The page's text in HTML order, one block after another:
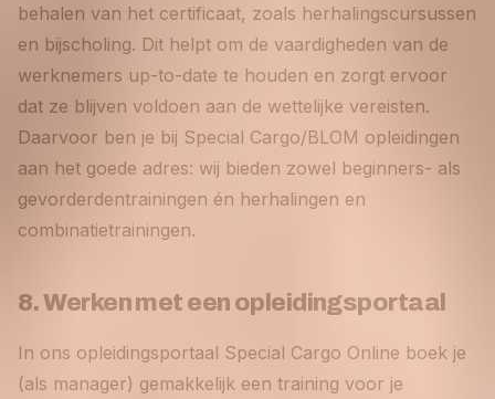
behalen van het certificaat, zoals herhalingscursussen
en bijscholing. Dit helpt om de vaardigheden van de
werknemers up-to-date te houden en zorgt ervoor
dat ze blijven voldoen aan de wettelijke vereisten.
Daarvoor ben je bij Special Cargo/BLOM opleidingen
aan het goede adres: wij bieden zowel beginners- als
gevorderdentrainingen én herhalingen en
combinatietrainingen.
8. Werken met een opleidingsportaal
In ons opleidingsportaal Special Cargo Online boek je
(als manager) gemakkelijk een training voor je